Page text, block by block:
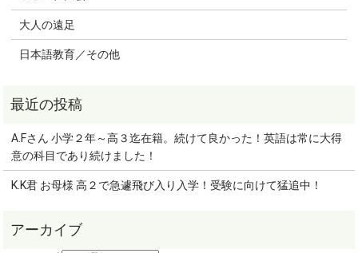
大人の遠足
日本語教育／その他
A.Fさん 小学２年～高３迄在籍。続けて良かった！英語は常に大得
意の科目であり続けました！
K.K君 お母様 高２で急遽飛び入り入学！受験に向けて猛追中！